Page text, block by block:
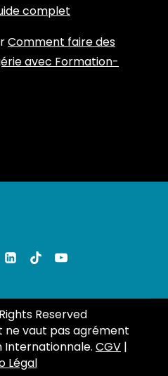
complet
Comment faire des
avec Formation-
Reserved
vaut pas agrément
Internationnale. CGV |
Légal